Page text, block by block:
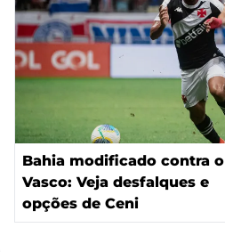
Bahia modificado contra o
Vasco: Veja desfalques e
opções de Ceni